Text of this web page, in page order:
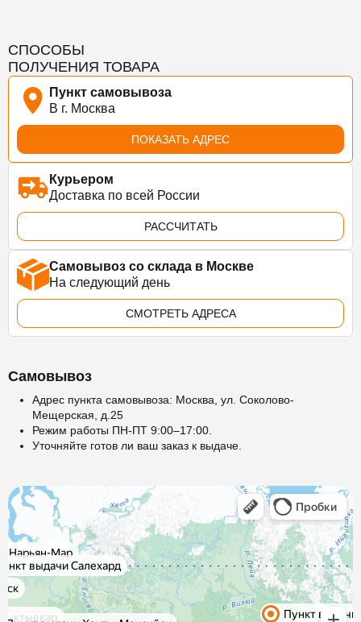
СПОСОБЫ
ПОЛУЧЕНИЯ ТОВАРА
Пункт самовывоза
В г. Москва
ПОКАЗАТЬ АДРЕС
Курьером
Доставка по всей России
РАССЧИТАТЬ
Самовывоз со склада в Москве
На следующий день
СМОТРЕТЬ АДРЕСА
Самовывоз
Адрес пункта самовывоза: Москва, ул. Соколово-
Мещерская, д.25
Режим работы ПН-ПТ 9:00–17:00.
Уточняйте готов ли ваш заказ к выдаче.